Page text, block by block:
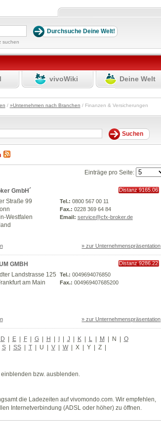
suchen
vivoWiki Deine Welt
/ »Unternehmen nach Branchen / Finanzen & Versicherungen
Einträge pro Seite:
GmbH´
Distanz 9165.06
Straße 99
Westfalen
Tel.: 0800 567 00 11
Fax.: 0228 369 64 84
Email: service@cfx-broker.de
» zur Unternehmenspräsentation
GMBH
Distanz 9286.22
Landstrasse 125
am Main
Tel.: 0049694076850
Fax.: 004969407685200
» zur Unternehmenspräsentation
D | E | F | G | H | I | J | K | L | M | N | O
S | SS | T | U | V | W | X | Y | Z |
bzw. ausblenden.
die Ladezeiten auf vivomondo.com. Wir empfehlen,
Internetverbindung (ADSL oder höher) zu öffnen.